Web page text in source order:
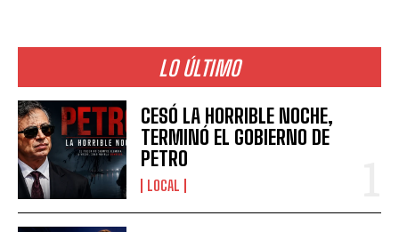
LO ÚLTIMO
CESÓ LA HORRIBLE NOCHE,
TERMINÓ EL GOBIERNO DE
PETRO
LOCAL